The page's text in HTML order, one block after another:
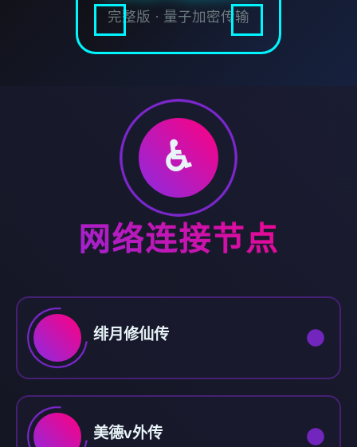
完整版 · 量子加密传输
♿
网络连接节点
绯月修仙传
美德v外传